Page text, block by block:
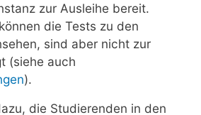
zur Ausleihe bereit.
die Tests zu den
sind aber nicht zur
(siehe auch
).
die Studierenden in den